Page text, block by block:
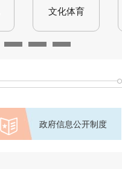
文化体育
政府信息公开制度